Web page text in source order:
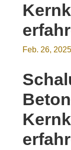
Feb. 26, 2025